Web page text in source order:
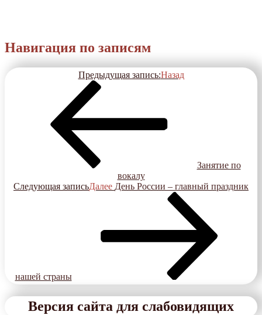
Навигация по записям
Предыдущая запись:Назад
Занятие по
вокалу
Следующая записьДалее День России – главный праздник
нашей страны
Версия сайта для слабовидящих